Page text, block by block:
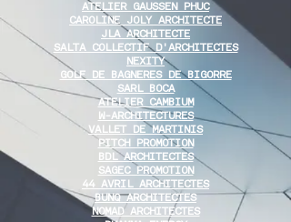
ATELIER GAUSSEN PHUC
CAROLINE JOLY ARCHITECTE
JLA ARCHITECTE
SALTA COLLECTIF D'ARCHITECTES
NEXITY
GOLF DE BAGNERES DE BIGORRE
SARL BOCA
ATELIER CAMBIUM
W-ARCHITECTURES
VALLET DE MARTINIS
PITCH PROMOTION
BDL ARCHITECTES
SAGEC PROMOTION
44 AVRIL ARCHITECTES
BUNQ ARCHITECTES
NOMAD ARCHITECTES